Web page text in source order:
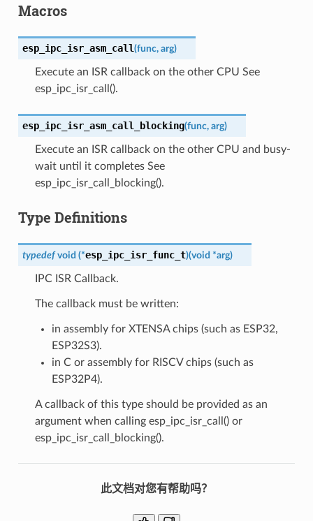
Macros
esp_ipc_isr_asm_call(func, arg)
Execute an ISR callback on the other CPU See
esp_ipc_isr_call().
esp_ipc_isr_asm_call_blocking(func, arg)
Execute an ISR callback on the other CPU and busy-
wait until it completes See
esp_ipc_isr_call_blocking().
Type Definitions
typedef void (*esp_ipc_isr_func_t)(void *arg)
IPC ISR Callback.
The callback must be written:
in assembly for XTENSA chips (such as ESP32,
ESP32S3).
in C or assembly for RISCV chips (such as
ESP32P4).
A callback of this type should be provided as an
argument when calling esp_ipc_isr_call() or
esp_ipc_isr_call_blocking().
此文档对您有帮助吗？